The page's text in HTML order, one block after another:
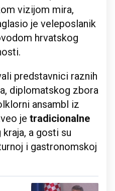
vizijom mira,
je veleposlanik
hrvatskog
predstavnici raznih
diplomatskog zbora
ansambl iz
je tradicionalne
a gosti su
i gastronomskoj